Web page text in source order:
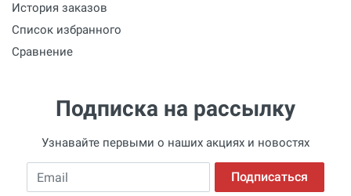
История заказов
Список избранного
Сравнение
Подписка на рассылку
Узнавайте первыми о наших акциях и новостях
Email Подписаться